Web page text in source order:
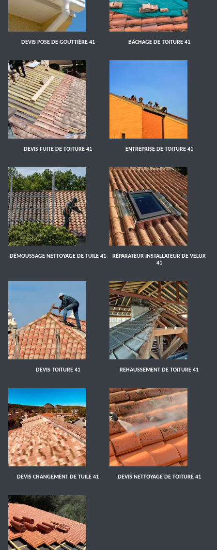
DEVIS POSE DE GOUTTIÈRE 41 BÂCHAGE DE TOITURE 41
DEVIS FUITE DE TOITURE 41 ENTREPRISE DE TOITURE 41
DÉMOUSSAGE NETTOYAGE DE TUILE 41
RÉPARATEUR INSTALLATEUR DE VELUX
41
DEVIS TOITURE 41 REHAUSSEMENT DE TOITURE 41
DEVIS CHANGEMENT DE TUILE 41 DEVIS NETTOYAGE DE TOITURE 41